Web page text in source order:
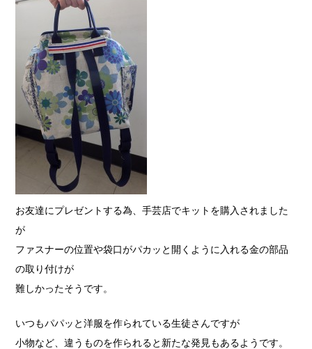
お友達にプレゼントする為、手芸店でキットを購入されました
が
ファスナーの位置や袋口がパカッと開くように入れる金の部品
の取り付けが
難しかったそうです。
いつもパパッと洋服を作られている生徒さんですが
小物など、違うものを作られると新たな発見もあるようです。